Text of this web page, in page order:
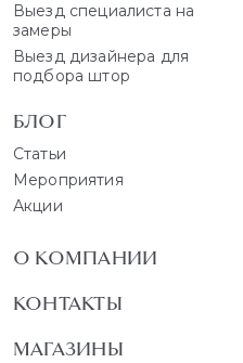
Выезд специалиста на
замеры
Выезд дизайнера для
подбора штор
БЛОГ
Статьи
Мероприятия
Акции
О КОМПАНИИ
КОНТАКТЫ
МАГАЗИНЫ